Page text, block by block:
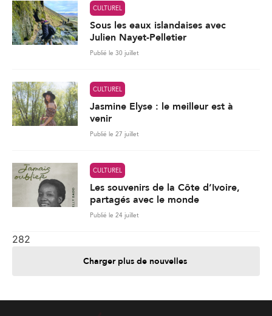
CULTUREL
Sous les eaux islandaises avec
Julien Nayet-Pelletier
Publié le 30 juillet
CULTUREL
Jasmine Elyse : le meilleur est à
venir
Publié le 27 juillet
CULTUREL
Les souvenirs de la Côte d’Ivoire,
partagés avec le monde
Publié le 24 juillet
282
Charger plus de nouvelles